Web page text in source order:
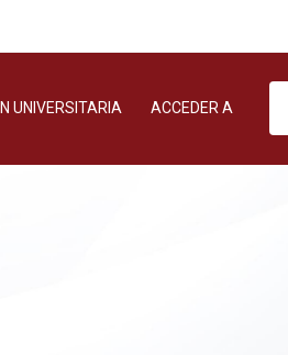
UNIVERSITARIA ACCEDER A